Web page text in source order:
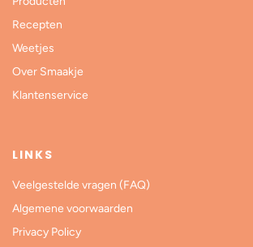
Recepten
Weetjes
Over Smaakje
Klantenservice
LINKS
Veelgestelde vragen (FAQ)
Algemene voorwaarden
Privacy Policy